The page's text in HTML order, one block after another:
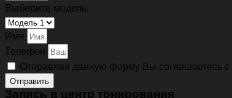
Выберите модель:
Имя
Телефон
Отправляя данную форму Вы соглашаетесь с
Отправить
Запись в центр тонирования